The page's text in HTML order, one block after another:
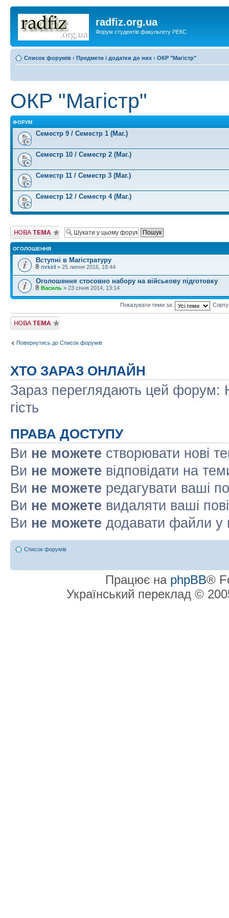
radfiz.org.ua
Форум студентів факультету РЕКС
Список форумів ‹ Предмети і додатки до них ‹ ОКР "Магістр"
ОКР "Магістр"
ФОРУМ
Семестр 9 / Семестр 1 (Маг.)
Семестр 10 / Семестр 2 (Маг.)
Семестр 11 / Семестр 3 (Маг.)
Семестр 12 / Семестр 4 (Маг.)
Створити нову
тему
ОГОЛОШЕННЯ
Вступні в Магістратуру
mrkiril » 25 липня 2016, 18:44
Оголошення стосовно набору на військову підготовку
Василь » 23 січня 2014, 13:14
Показувати теми за:
Створити нову
тему
Повернутись до Список форумів
ХТО ЗАРАЗ ОНЛАЙН
Зараз переглядають цей форум:
гість
ПРАВА ДОСТУПУ
Ви не можете створювати нові
Ви не можете відповідати на
Ви не можете редагувати ваші
Ви не можете видаляти ваші
Ви не можете додавати файли у
Список форумів
Працює на phpBB®
Український переклад ©